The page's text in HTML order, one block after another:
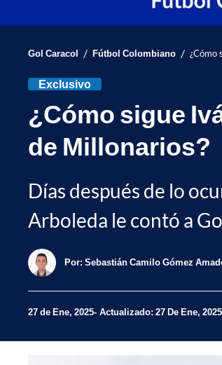
Gol Caracol / Fútbol Colombiano / ¿Cómo
Exclusivo
¿Cómo sigue
de Millonarios?
Días después de lo
Arboleda le contó a
Por: Sebastián Camilo Gómez
27 de Ene, 2025 Actualizado: 27 De Ene, 2025